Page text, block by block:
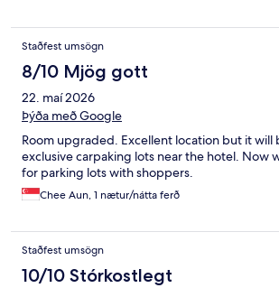
Staðfest umsögn
8/10 Mjög gott
22. maí 2026
Þýða með Google
Room upgraded. Excellent location but it will
exclusive carpaking lots near the hotel. Now
for parking lots with shoppers.
Chee Aun, 1 nætur/nátta ferð
Staðfest umsögn
10/10 Stórkostlegt